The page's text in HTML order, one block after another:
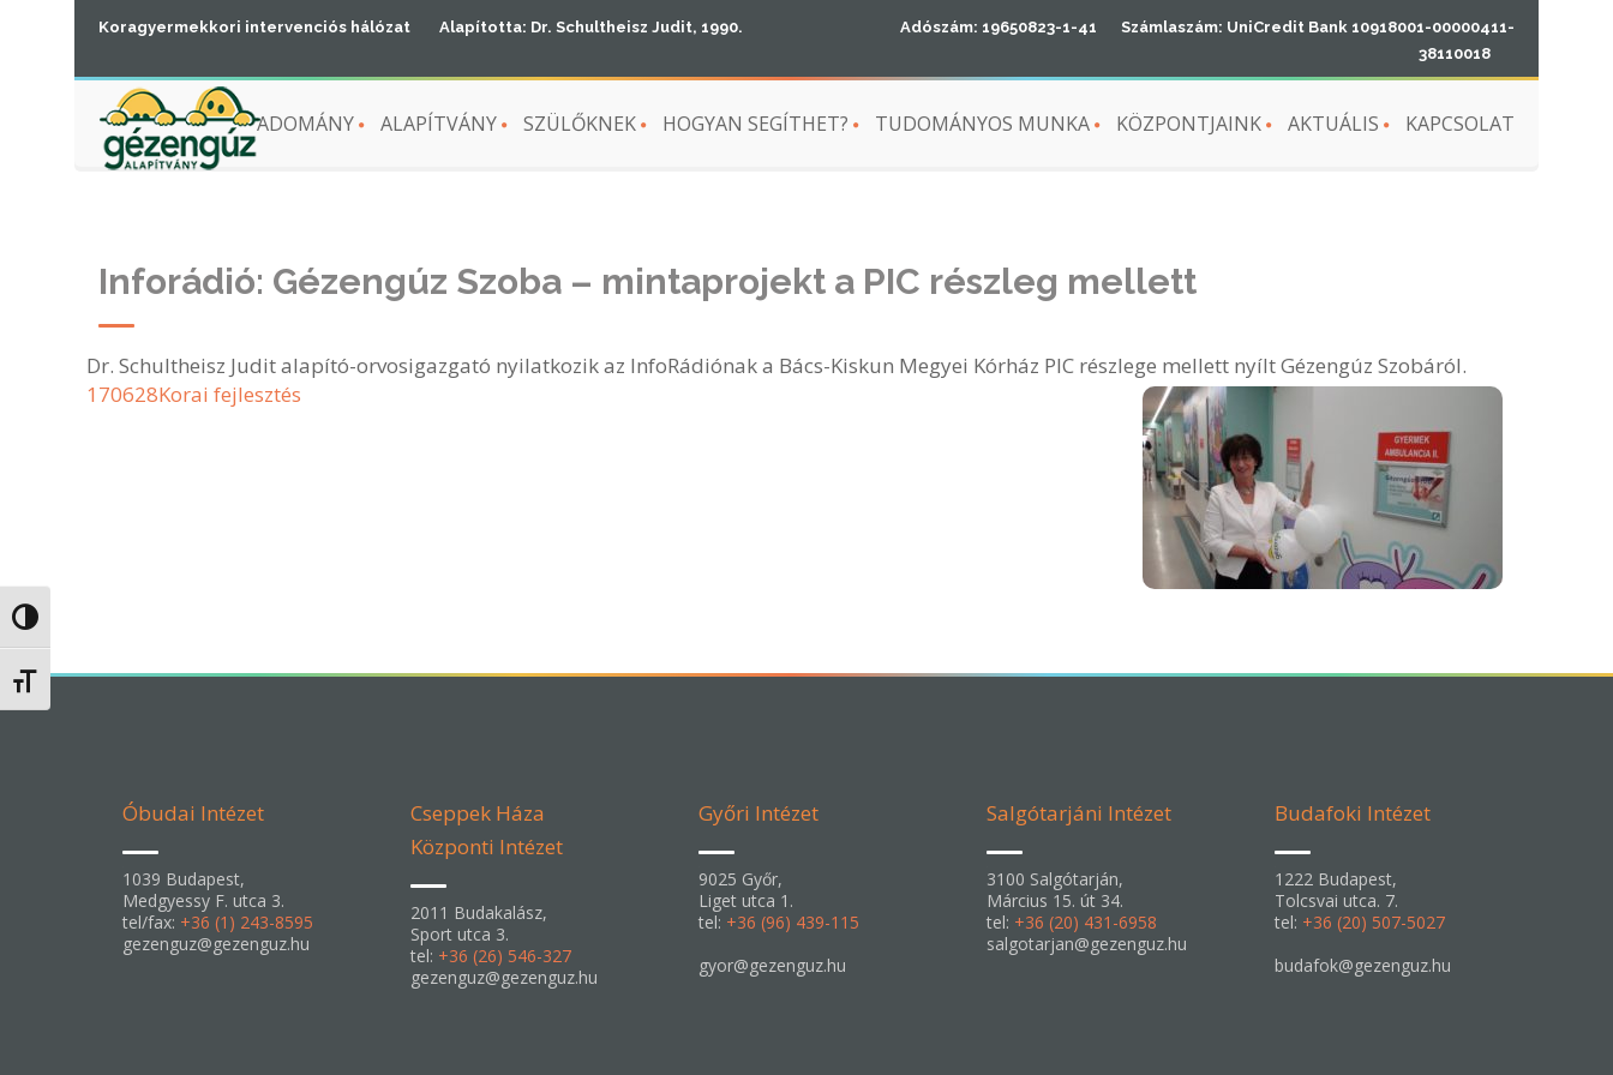
Nagy kontraszt váltása
Betűméret váltása
Koragyermekkori intervenciós hálózat Alapította: Dr. Schultheisz Judit, 1990. Adószám: 19650823-1-41
Számlaszám: UniCredit Bank 10918001-00000411-
38110018
ADOMÁNY ALAPÍTVÁNY SZÜLŐKNEK HOGYAN SEGÍTHET? TUDOMÁNYOS MUNKA KÖZPONTJAINK AKTUÁLIS KAPCSOLAT
Inforádió: Gézengúz Szoba – mintaprojekt a PIC részleg mellett
Dr. Schultheisz Judit alapító-orvosigazgató nyilatkozik az InfoRádiónak a Bács-Kiskun Megyei Kórház PIC részlege mellett nyílt Gézengúz Szobáról.
170628Korai fejlesztés
Óbudai Intézet
1039 Budapest,
Medgyessy F. utca 3.
tel/fax: +36 (1) 243-8595
gezenguz@gezenguz.hu
Cseppek Háza
Központi Intézet
2011 Budakalász,
Sport utca 3.
tel: +36 (26) 546-327
gezenguz@gezenguz.hu
Győri Intézet
9025 Győr,
Liget utca 1.
tel: +36 (96) 439-115
gyor@gezenguz.hu
Salgótarjáni Intézet
3100 Salgótarján,
Március 15. út 34.
tel: +36 (20) 431-6958
salgotarjan@gezenguz.hu
Budafoki Intézet
1222 Budapest,
Tolcsvai utca. 7.
tel: +36 (20) 507-5027
budafok@gezenguz.hu